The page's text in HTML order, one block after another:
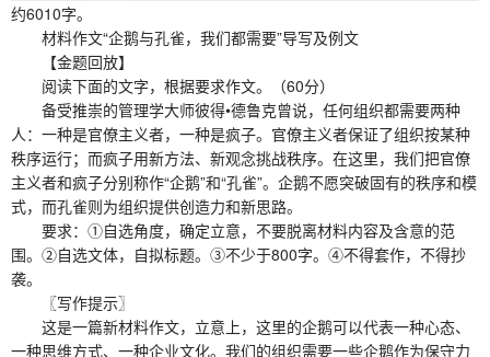
约6010字。
材料作文“企鹅与孔雀，我们都需要”导写及例文
【金题回放】
阅读下面的文字，根据要求作文。（60分）
备受推崇的管理学大师彼得•德鲁克曾说，任何组织都需要两种
人：一种是官僚主义者，一种是疯子。官僚主义者保证了组织按某种
秩序运行；而疯子用新方法、新观念挑战秩序。在这里，我们把官僚
主义者和疯子分别称作“企鹅”和“孔雀”。企鹅不愿突破固有的秩序和模
式，而孔雀则为组织提供创造力和新思路。
要求：①自选角度，确定立意，不要脱离材料内容及含意的范
围。②自选文体，自拟标题。③不少于800字。④不得套作，不得抄
袭。
〖写作提示〗
这是一篇新材料作文，立意上，这里的企鹅可以代表一种心态、
一种思维方式、一种企业文化。我们的组织需要一些企鹅作为保守力